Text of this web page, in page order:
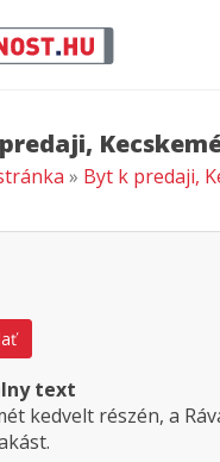
» Byt k predaji,
text
kedvelt részén, a